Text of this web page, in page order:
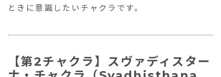
ときに意識したいチャクラです。
【第2チャクラ】スヴァディスター